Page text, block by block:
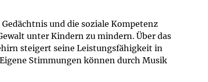
und die soziale Kompetenz
unter Kindern zu mindern. Über das
steigert seine Leistungsfähigkeit in
Stimmungen können durch Musik